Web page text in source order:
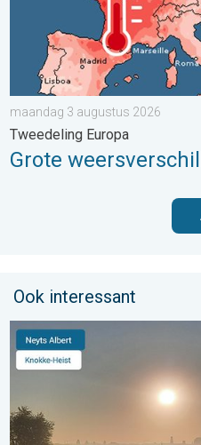
maandag 3 augustus 2026
Tweedeling Europa
Grote
Ook interessant
De weerfoto van de week.